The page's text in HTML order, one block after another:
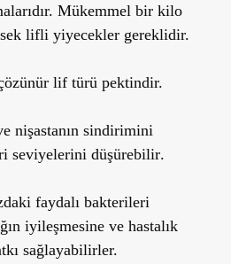
Mükemmel bir kilo
lifli yiyecekler gereklidir.
lif türü pektindir.
nişastanın sindirimini
seviyelerini düşürebilir.
faydalı bakterileri
iyileşmesineve hastalık
sağlayabilirler.